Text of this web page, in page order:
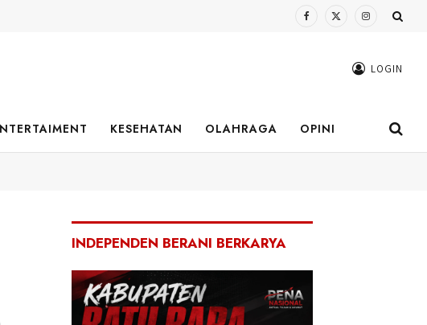
Facebook
X
Instagram
LOGIN
KESEHATAN OLAHRAGA OPINI
INDEPENDEN BERANI BERKARYA